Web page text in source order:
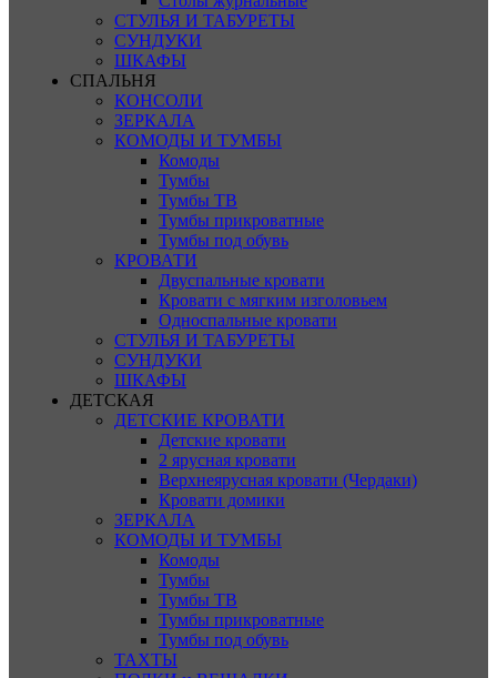
СТУЛЬЯ И ТАБУРЕТЫ
СУНДУКИ
ШКАФЫ
СПАЛЬНЯ
КОНСОЛИ
ЗЕРКАЛА
КОМОДЫ И ТУМБЫ
Комоды
Тумбы
Тумбы ТВ
Тумбы прикроватные
Тумбы под обувь
КРОВАТИ
Двуспальные кровати
Кровати с мягким изголовьем
Односпальные кровати
СТУЛЬЯ И ТАБУРЕТЫ
СУНДУКИ
ШКАФЫ
ДЕТСКАЯ
ДЕТСКИЕ КРОВАТИ
Детские кровати
2 ярусная кровати
Верхнеярусная кровати (Чердаки)
Кровати домики
ЗЕРКАЛА
КОМОДЫ И ТУМБЫ
Комоды
Тумбы
Тумбы ТВ
Тумбы прикроватные
Тумбы под обувь
ТАХТЫ